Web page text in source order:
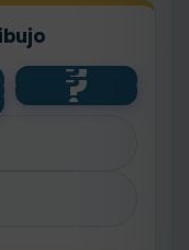
?
💧
?
🌱